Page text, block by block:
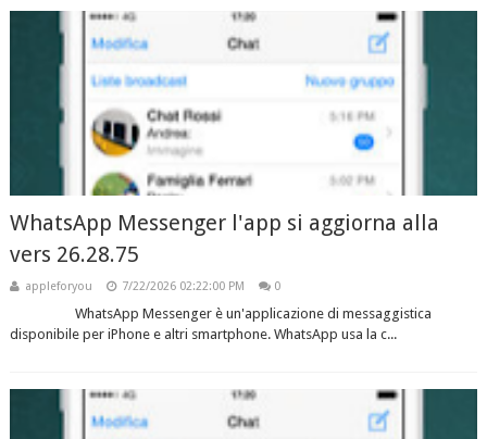
WhatsApp Messenger l'app si aggiorna alla
vers 26.28.75
appleforyou 7/22/2026 02:22:00 PM 0
WhatsApp Messenger è un'applicazione di messaggistica
disponibile per iPhone e altri smartphone. WhatsApp usa la c...